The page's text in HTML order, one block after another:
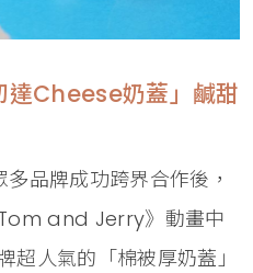
達Cheese奶蓋」鹹甜
多品牌成功跨界合作後，
and Jerry》動畫中
超人氣的「棉被厚奶蓋」